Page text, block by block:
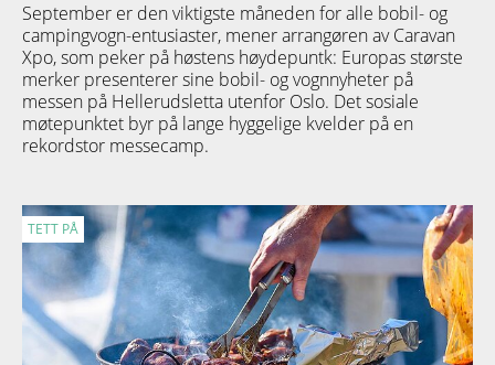
September er den viktigste måneden for alle bobil- og
campingvogn-entusiaster, mener arrangøren av Caravan
Xpo, som peker på høstens høydepuntk: Europas største
merker presenterer sine bobil- og vognnyheter på
messen på Hellerudsletta utenfor Oslo. Det sosiale
møtepunktet byr på lange hyggelige kvelder på en
rekordstor messecamp.
TETT PÅ